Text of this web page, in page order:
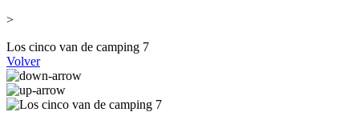
>
Los cinco van de camping 7
Volver